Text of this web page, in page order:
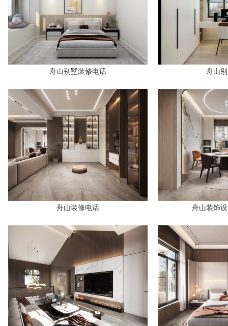
舟山别墅装修电话 舟山
舟山装修电话 舟山装饰